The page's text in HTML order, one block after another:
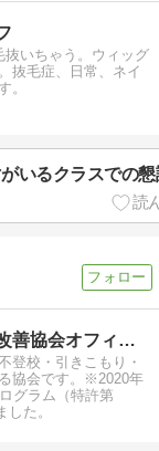
いちゃう。ウィッグ
抜毛症、日常、ネイ
。
いるクラスでの
一般社団法人 日本抜毛症改善協会オフィシャルブログ
登校・引きこもり・
協会です。※2020年
グラム（特許第
た。